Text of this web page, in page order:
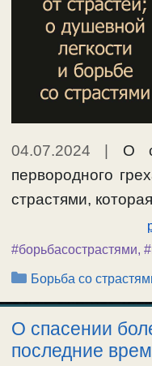
04.07.2024
О
первородного
страстями,
#борьбасострастями,
Рубрики
Борьба со
О спасении
последние